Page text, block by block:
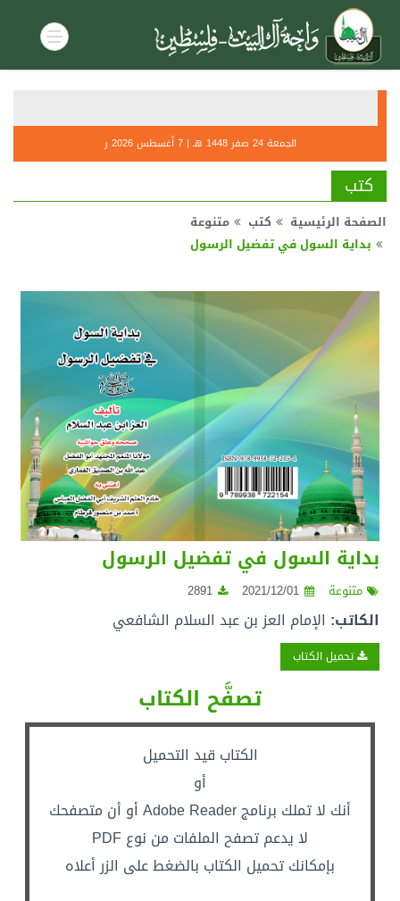
الجمعة 24 صفر 1448 هـ | 7 أغسطس 2026 ر
كتب
الصفحة الرئيسية كتب
متنوعة
بداية السول في تفضيل الرسول
بداية السول في تفضيل الرسول
متنوعة 2021/12/01
2891
الكاتب: الإمام العز بن عبد السلام الشافعي
تحميل الكتاب
تصفَّح الكتاب
الكتاب قيد التحميل
أو
أنك لا تملك برنامج Adobe Reader أو أن متصفحك
لا يدعم تصفح الملفات من نوع PDF
بإمكانك تحميل الكتاب بالضغط على الزر أعلاه